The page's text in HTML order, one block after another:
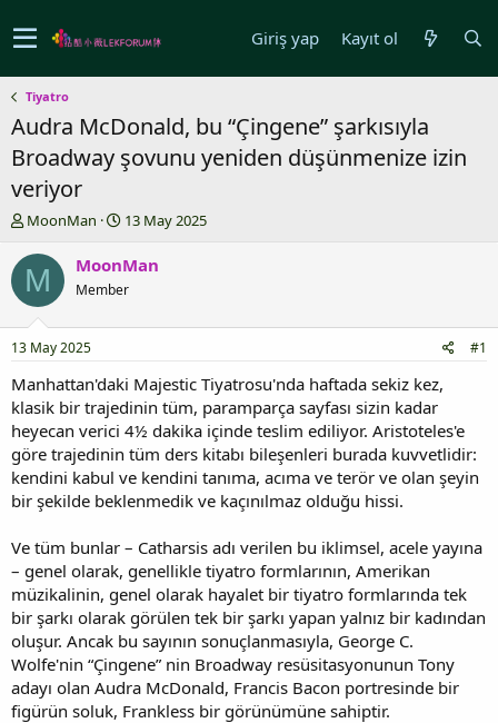
Giriş yap Kayıt ol
Tiyatro
Audra McDonald, bu “Çingene” şarkısıyla
Broadway şovunu yeniden düşünmenize izin
veriyor
K
n
u
y
b
a
ş
a
t
a
n
MoonMan
B
ş
a
ç
t
a
r
h
i
13 May 2025
M MoonMan
Member
13 May 2025 #1
Manhattan'daki Majestic Tiyatrosu'nda haftada sekiz kez,
klasik bir trajedinin tüm, paramparça sayfası sizin kadar
heyecan verici 4½ dakika içinde teslim ediliyor. Aristoteles'e
göre trajedinin tüm ders kitabı bileşenleri burada kuvvetlidir:
kendini kabul ve kendini tanıma, acıma ve terör ve olan şeyin
bir şekilde beklenmedik ve kaçınılmaz olduğu hissi.
Ve tüm bunlar – Catharsis adı verilen bu iklimsel, acele yayına
– genel olarak, genellikle tiyatro formlarının, Amerikan
müzikalinin, genel olarak hayalet bir tiyatro formlarında tek
bir şarkı olarak görülen tek bir şarkı yapan yalnız bir kadından
oluşur. Ancak bu sayının sonuçlanmasıyla, George C.
Wolfe'nin “Çingene” nin Broadway resüsitasyonunun Tony
adayı olan Audra McDonald, Francis Bacon portresinde bir
figürün soluk, Frankless bir görünümüne sahiptir.